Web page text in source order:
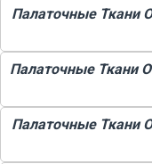
Палаточные
Палаточные Ткани
Палаточные Ткани